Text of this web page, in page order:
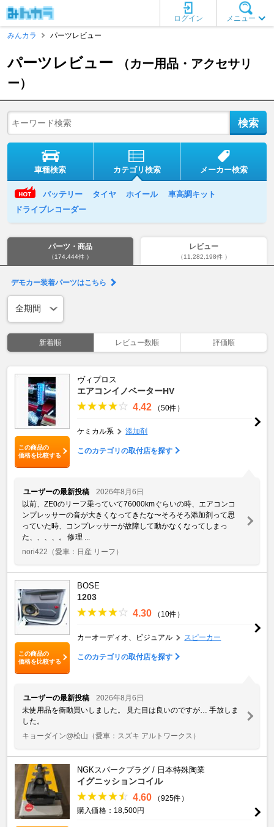
メニュー
ログイン
みんカラ
パーツレビュー
パーツレビュー
（カー用品・アクセサリ
ー）
車種検索 カテゴリ検索 メーカー検索
バッテリー タイヤ ホイール
車高調キット
ドライブレコーダー
パーツ・商品
（174,444件 ）
レビュー
（11,282,198件 ）
デモカー装着パーツはこちら
新着順 レビュー数順 評価順
この商品の
価格を比較する
ヴィプロス
エアコンイノベーターHV
4.42 （50件）
ケミカル系 添加剤
このカテゴリの取付店を探す
ユーザーの最新投稿
2026年8月6日
以前、ZE0のリーフ乗っていて76000kmぐらいの時、エアコンコ
ンプレッサーの音が大きくなってきたな〜そろそろ添加剤って思
っていた時、コンプレッサーが故障して動かなくなってしまっ
た、、、、。 修理 ...
nori422 （愛車：日産 リーフ）
この商品の
価格を比較する
BOSE
1203
4.30 （10件）
カーオーディオ、ビジュアル スピーカー
このカテゴリの取付店を探す
ユーザーの最新投稿
2026年8月6日
未使用品を衝動買いしました。 見た目は良いのですが… 手放しま
した。
キョーダイン@松山 （愛車：スズキ アルトワークス）
NGKスパークプラグ / 日本特殊陶業
イグニッションコイル
4.60
（925件）
購入価格：18,500円